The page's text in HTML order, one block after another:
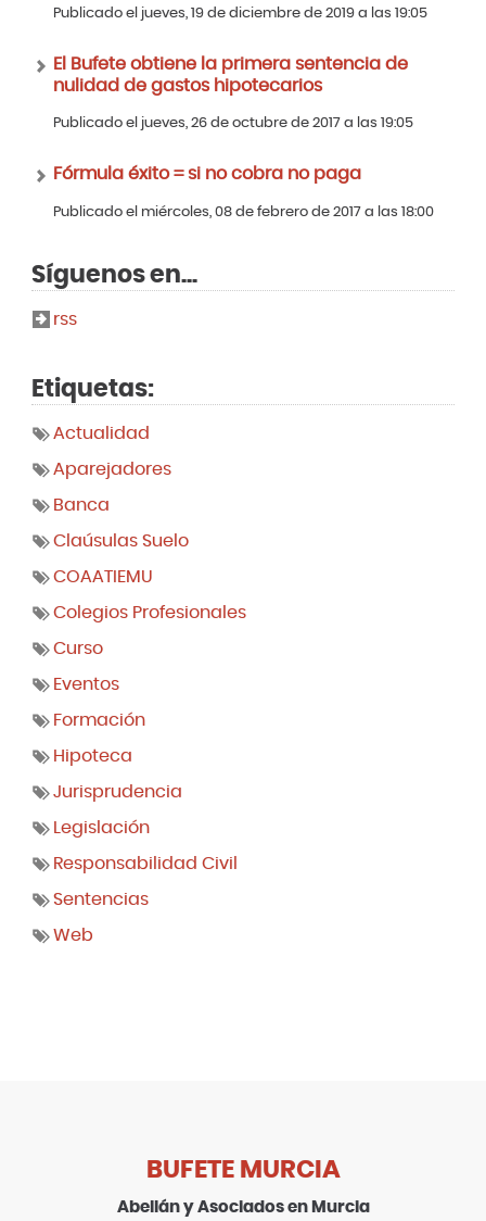
Publicado el jueves, 19 de diciembre de 2019 a las 19:05
El Bufete obtiene la primera sentencia de
nulidad de gastos hipotecarios
Publicado el jueves, 26 de octubre de 2017 a las 19:05
Fórmula éxito = si no cobra no paga
Publicado el miércoles, 08 de febrero de 2017 a las 18:00
Síguenos en...
rss
Etiquetas:
Actualidad
Aparejadores
Banca
Claúsulas Suelo
COAATIEMU
Colegios Profesionales
Curso
Eventos
Formación
Hipoteca
Jurisprudencia
Legislación
Responsabilidad Civil
Sentencias
Web
BUFETE MURCIA
Abellán y Asociados en Murcia